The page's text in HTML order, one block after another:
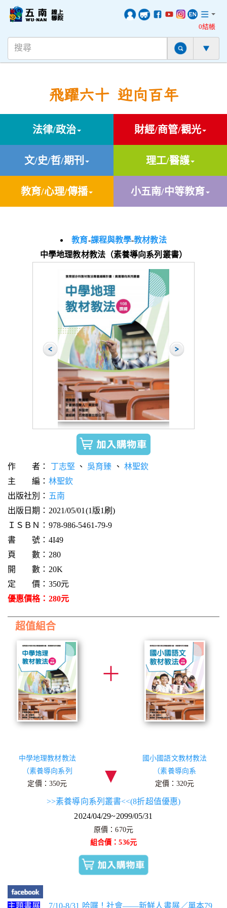
0結帳
飛躍六十 迎向百年
法律/政治 財經/商管/觀光
文/史/哲/期刊 理工/醫護
教育/心理/傳播 小五南/中等教育
教育-課程與教學-教材教法
中學地理教材教法（素養導向系列叢書）
作 者： 丁志堅 、 吳育臻 、 林聖欽
主 編： 林聖欽
出版社別： 五南
出版日期：2021/05/01(1版1刷)
ＩＳＢＮ：978-986-5461-79-9
書 號：4I49
頁 數：280
開 數：20K
定 價：350元
優惠價格：280元
超值組合
中學地理教材教法
（素養導向系列
定價：350元
＋
▼
國小國語文教材教法
（素養導向系
定價：320元
>>素養導向系列叢書<<(8折超值優惠)
2024/04/29~2099/05/31
原價：670元
組合價：536元
主題書展 7/10-8/31 哈囉！社會——新鮮人書展／單本79